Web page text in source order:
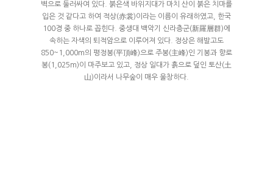
벽으로 둘러싸여 있다. 붉은색 바위지대가 마치 산이 붉은 치마를
입은 것 같다고 하여 적상(赤裳)이라는 이름이 유래하였고, 한국
100경 중 하나로 꼽힌다. 중생대 백악기 신라층군(新羅層群)에
속하는 자색의 퇴적암으로 이루어져 있다. 정상은 해발고도
850~1,000m의 평정봉(平頂峰)으로 주봉(主峰)인 기봉과 향로
봉(1,025m)이 마주보고 있고, 정상 일대가 흙으로 덮인 토산(土
山)이라서 나무숲이 매우 울창하다.